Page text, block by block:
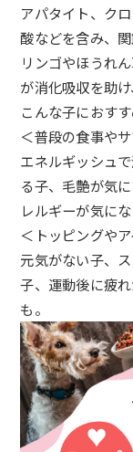
アパタイト、クロ
酸などを含み、
リンゴやほうれん
が消化吸収を助け
こんな子におすす
＜普段の食事や
エネルギッシュ
る子、 毛艶が気
レルギーが気にな
＜トッピングや
元気がない子、
子、 運動後に疲
も。